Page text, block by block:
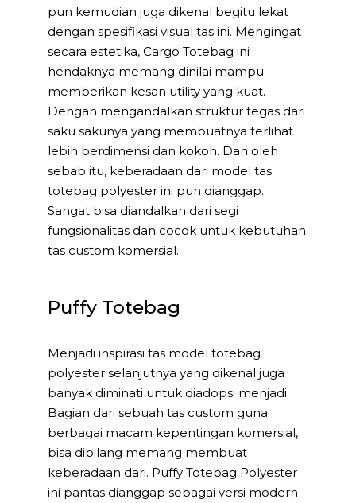
pun kemudian juga dikenal begitu lekat
dengan spesifikasi visual tas ini. Mengingat
secara estetika, Cargo Totebag ini
hendaknya memang dinilai mampu
memberikan kesan utility yang kuat.
Dengan mengandalkan struktur tegas dari
saku sakunya yang membuatnya terlihat
lebih berdimensi dan kokoh. Dan oleh
sebab itu, keberadaan dari model tas
totebag polyester ini pun dianggap.
Sangat bisa diandalkan dari segi
fungsionalitas dan cocok untuk kebutuhan
tas custom komersial.
Puffy Totebag
Menjadi inspirasi tas model totebag
polyester selanjutnya yang dikenal juga
banyak diminati untuk diadopsi menjadi.
Bagian dari sebuah tas custom guna
berbagai macam kepentingan komersial,
bisa dibilang memang membuat
keberadaan dari. Puffy Totebag Polyester
ini pantas dianggap sebagai versi modern